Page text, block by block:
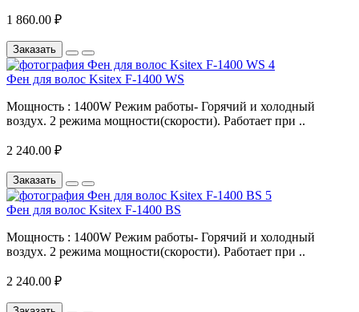
1 860.00 ₽
Заказать
Фен для волос Ksitex F-1400 WS
Мощность : 1400W Режим работы- Горячий и холодный
воздух. 2 режима мощности(скорости). Работает при ..
2 240.00 ₽
Заказать
Фен для волос Ksitex F-1400 BS
Мощность : 1400W Режим работы- Горячий и холодный
воздух. 2 режима мощности(скорости). Работает при ..
2 240.00 ₽